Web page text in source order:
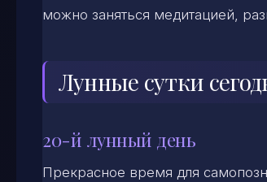
можно заняться медитацией,
Лунные сутки
20-й лунный день
Прекрасное время для